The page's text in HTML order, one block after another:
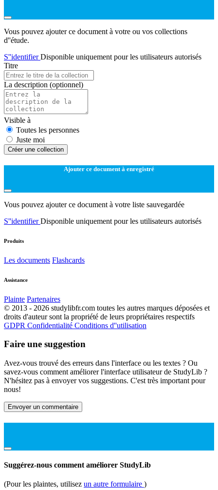
Vous pouvez ajouter ce document à votre ou vos collections
d''étude.
S''identifierDisponible uniquement pour les utilisateurs autorisés
Titre
La description (optionnel)
Visible à
Toutes les personnes
Juste moi
Créer une collection
Ajouter ce document à enregistré
Vous pouvez ajouter ce document à votre liste sauvegardée
S''identifierDisponible uniquement pour les utilisateurs autorisés
Produits
Les documents Flashcards
Assistance
Plainte Partenaires
© 2013 - 2026 studylibfr.com toutes les autres marques déposées et
droits d'auteur sont la propriété de leurs propriétaires respectifs
GDPR Confidentialité Conditions d''utilisation
Faire une suggestion
Avez-vous trouvé des erreurs dans l'interface ou les textes ? Ou
savez-vous comment améliorer l'interface utilisateur de StudyLib ?
N'hésitez pas à envoyer vos suggestions. C'est très important pour
nous!
Envoyer un commentaire
Suggérez-nous comment améliorer StudyLib
(Pour les plaintes, utilisez un autre formulaire )